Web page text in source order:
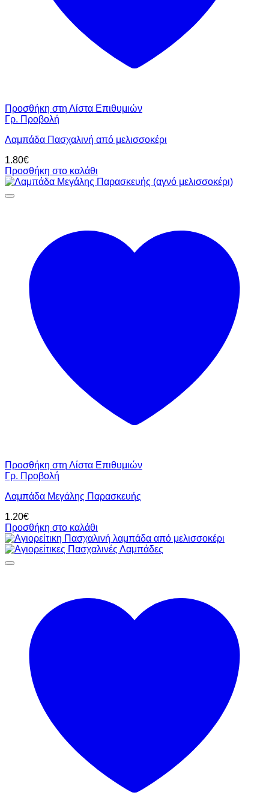
Προσθήκη στη Λίστα Επιθυμιών
Γρ. Προβολή
Λαμπάδα Πασχαλινή από μελισσοκέρι
1.80€
Προσθήκη στο καλάθι
Προσθήκη στη Λίστα Επιθυμιών
Γρ. Προβολή
Λαμπάδα Μεγάλης Παρασκευής
1.20€
Προσθήκη στο καλάθι